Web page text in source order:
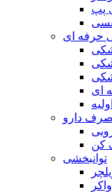
پپ
حرفه ای
ای
دارو
کن
توانبخشی
واکر